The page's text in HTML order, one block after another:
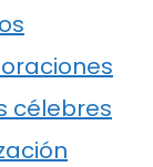
célebres